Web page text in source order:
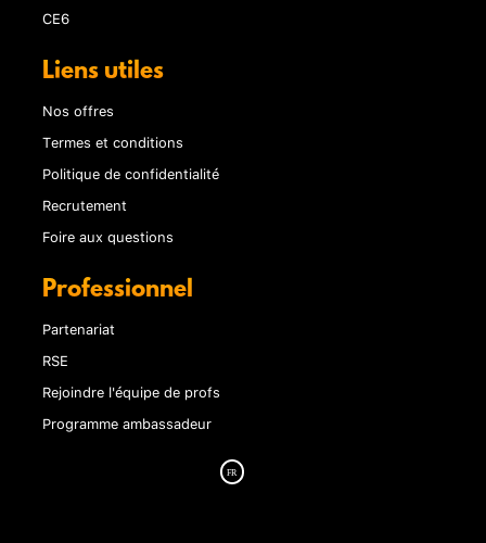
CE6
Liens utiles
Nos offres
Termes et conditions
Politique de confidentialité
Recrutement
Foire aux questions
Professionnel
Partenariat
RSE
Rejoindre l'équipe de profs
Programme ambassadeur